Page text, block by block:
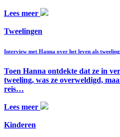
Lees meer
Tweelingen
Interview met Hanna over het leven als
Toen Hanna ontdekte dat ze in
tweeling, was ze overweldigd,
reis…
Lees meer
Kinderen